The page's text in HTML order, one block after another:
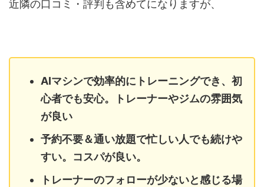
近隣の口コミ・評判も含めてになりますが、
AIマシンで効率的にトレーニングでき、初
心者でも安心。トレーナーやジムの雰囲気
が良い
予約不要＆通い放題で忙しい人でも続けや
すい。コスパが良い。
トレーナーのフォローが少ないと感じる場